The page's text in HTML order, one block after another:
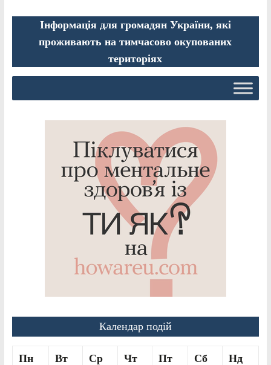
Інформація для громадян України, які
проживають на тимчасово окупованих
територіях
Календар подій
Пн Вт Ср Чт Пт Сб Нд